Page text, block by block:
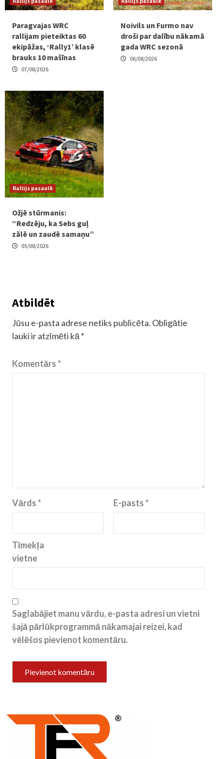
Paragvajas WRC
rallijam pieteiktas 60
ekipāžas, ‘Rally1’ klasē
brauks 10 mašīnas
07/08/2026
Noivils un Furmo nav
droši par dalību nākamā
gada WRC sezonā
06/08/2026
Rallijs pasaulē
Ožjē stūrmanis:
“Redzēju, ka Sebs guļ
zālē un zaudē samaņu”
05/08/2026
Atbildēt
Jūsu e-pasta adrese netiks publicēta. Obligātie
lauki ir atzīmēti kā *
Komentārs*
Vārds* E-pasts*
Tīmekļa
vietne
Saglabājiet manu vārdu, e-pasta adresi un vietni
šajā pārlūkprogrammā nākamajai reizei, kad
vēlēšos pievienot komentāru.